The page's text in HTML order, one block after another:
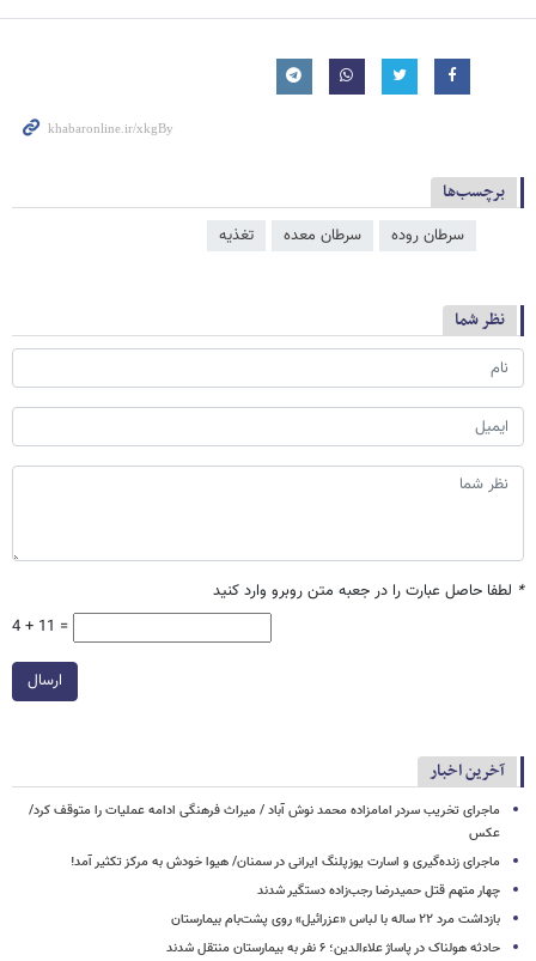
برچسب‌ها
سرطان روده سرطان معده تغذیه
نظر شما
* لطفا حاصل عبارت را در جعبه متن روبرو وارد کنید
4 + 11 =
ارسال
آخرین اخبار
ماجرای تخریب سردر امامزاده محمد نوش ‌آباد / میراث فرهنگی ادامه عملیات را متوقف کرد/
عکس
ماجرای زنده‌گیری و اسارت یوزپلنگ ایرانی در سمنان/ هیوا خودش به مرکز تکثیر آمد!
چهار متهم قتل حمیدرضا رجب‌زاده دستگیر شدند
بازداشت مرد ۲۲ ساله با لباس «عزرائیل» روی پشت‌بام بیمارستان
حادثه هولناک در پاساژ علاءالدین؛ ۶ نفر به بیمارستان منتقل شدند